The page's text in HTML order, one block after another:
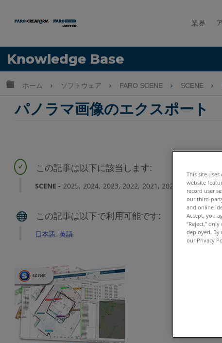
業界
Knowledge Base
言語
グローバル階層を展開/折りたたむ
ホーム ソフトウェア FARO SCENE SCENE
パノラマ画像のエクスポート
SCENE 2025 2024 2023 2022 2021 2020 2019 2018
日本語 英語
This site
website
record user
our third-
and online
Accept, you
“Reject,”
deployed. By
our Privacy